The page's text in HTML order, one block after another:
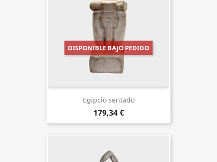
Egipcio sentado
179,34 €
DISPONIBLE BAJO PEDIDO